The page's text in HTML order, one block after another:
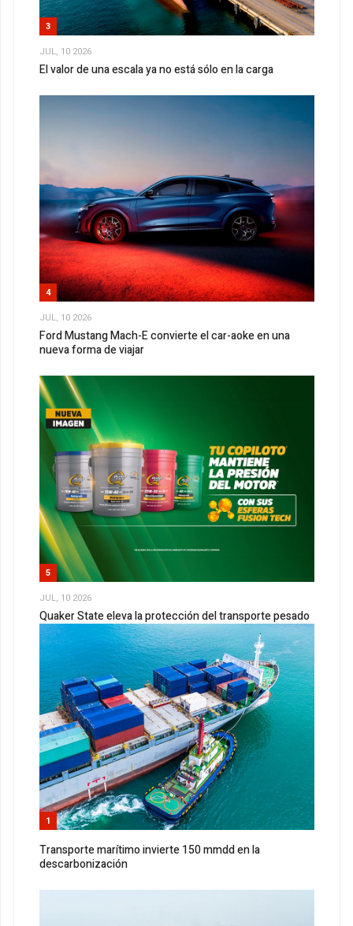
3
JUL, 10 2026
El valor de una escala ya no está sólo en la carga
4
JUL, 10 2026
Ford Mustang Mach-E convierte el car-aoke en una
nueva forma de viajar
5
JUL, 10 2026
Quaker State eleva la protección del transporte pesado
1
Transporte marítimo invierte 150 mmdd en la
descarbonización